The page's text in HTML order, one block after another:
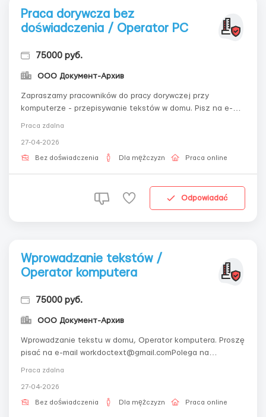
Praca dorywcza bez
doświadczenia / Operator PC
75000 руб.
ООО Документ-Архив
Zapraszamy pracowników do pracy dorywczej przy
komputerze - przepisywanie tekstów w domu. Pisz na e-
umiejętności obsługi edytorów tekstu. Miejsce
zamieszkania nie ma znaczenia. Wynagrodzenie ako...
Praca zdalna
27-04-2026
Bez doświadczenia Dla mężczyzn Praca online
Odpowiadać
Wprowadzanie tekstów /
Operator komputera
75000 руб.
ООО Документ-Архив
Wprowadzanie tekstu w domu, Operator komputera. Proszę
pisać na e-mail workdoctext@gmail.comPolega na
rosyjskiego, znajomość Microsoft Word, posiadanie
domowego komputera i dostępu do poczty elektronic...
Praca zdalna
27-04-2026
Bez doświadczenia Dla mężczyzn Praca online